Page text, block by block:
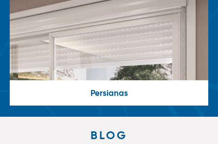
Persianas
BLOG